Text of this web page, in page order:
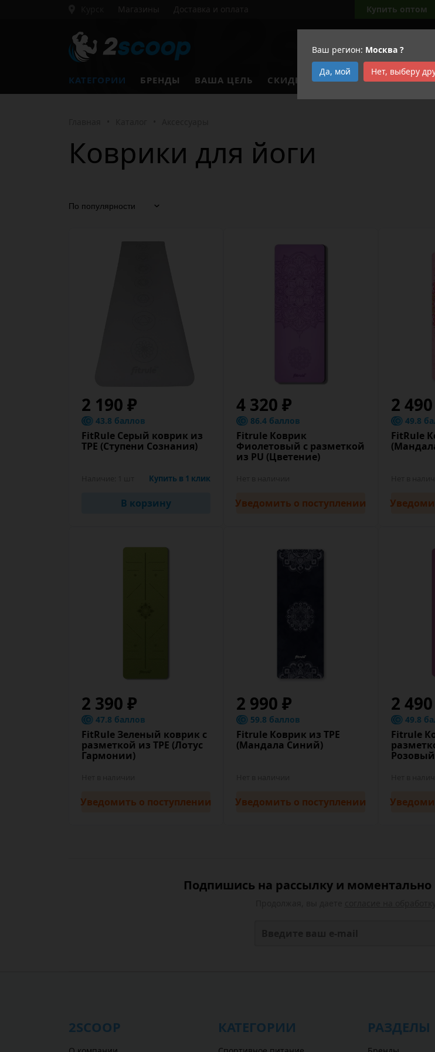
Ваш регион: Москва ?
Да, мой
Нет, выберу
Магазины Доставка и оплата Купить оптом
КАТЕГОРИИ БРЕНДЫ ВАША ЦЕЛЬ СКИДКИ АКЦИИ
Коврики для йоги
2 190 ₽
43.8 баллов
FitRule Серый коврик из
TPE (Ступени Сознания)
Купить в 1 клик
В корзину
4 320 ₽
86.4 баллов
Fitrule Коврик
Фиолетовый с разметкой
из PU (Цветение)
Уведомить о поступлении
2
49.8
FitRule
2 390 ₽
47.8 баллов
FitRule Зеленый коврик c
разметкой из TPE (Лотус
Гармонии)
Уведомить о поступлении
2 990 ₽
59.8 баллов
Fitrule Коврик из TPE
(Мандала Синий)
Уведомить о поступлении
2
49.8
Fitrule
Подпишись на рассылку и моментально
2SCOOP КАТЕГОРИИ РАЗДЕЛЫ